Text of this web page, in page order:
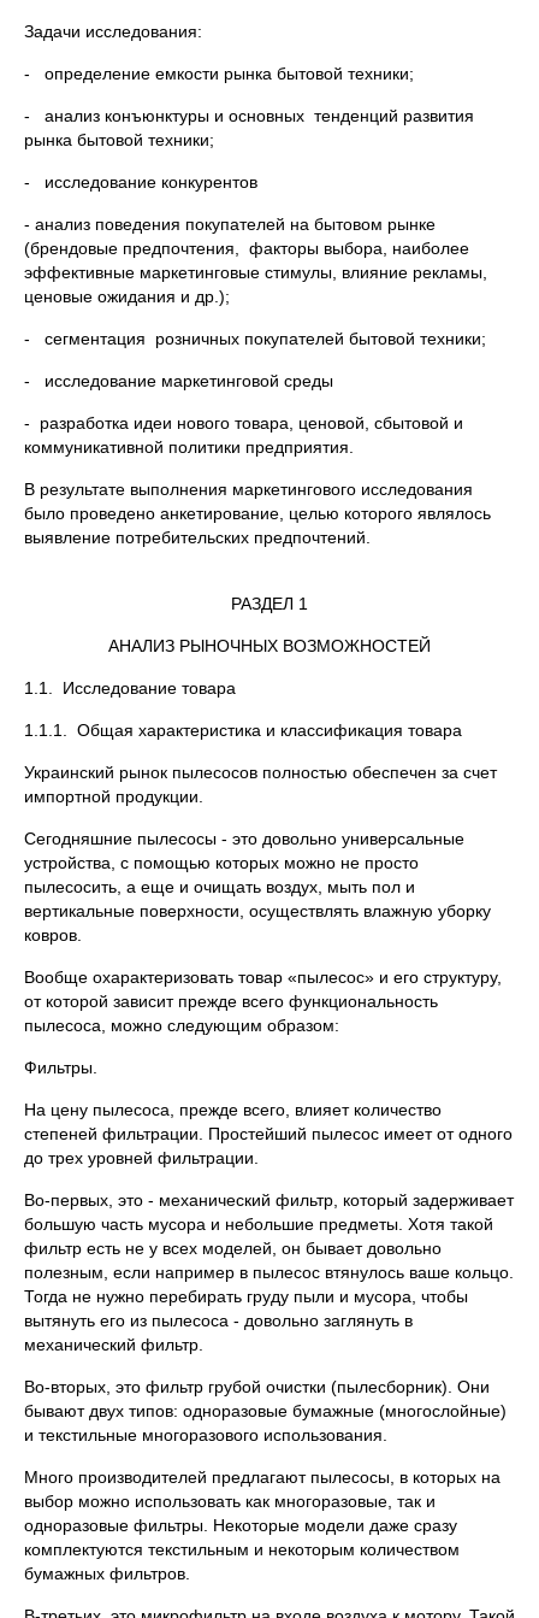
Задачи исследования:
- определение емкости рынка бытовой техники;
- анализ конъюнктуры и основных тенденций развития
рынка бытовой техники;
- исследование конкурентов
- анализ поведения покупателей на бытовом рынке
(брендовые предпочтения, факторы выбора, наиболее
эффективные маркетинговые стимулы, влияние рекламы,
ценовые ожидания и др.);
- сегментация розничных покупателей бытовой техники;
- исследование маркетинговой среды
- разработка идеи нового товара, ценовой, сбытовой и
коммуникативной политики предприятия.
В результате выполнения маркетингового исследования
было проведено анкетирование, целью которого являлось
выявление потребительских предпочтений.
РАЗДЕЛ 1
АНАЛИЗ РЫНОЧНЫХ ВОЗМОЖНОСТЕЙ
1.1. Исследование товара
1.1.1. Общая характеристика и классификация товара
Украинский рынок пылесосов полностью обеспечен за счет
импортной продукции.
Сегодняшние пылесосы - это довольно универсальные
устройства, с помощью которых можно не просто
пылесосить, а еще и очищать воздух, мыть пол и
вертикальные поверхности, осуществлять влажную уборку
ковров.
Вообще охарактеризовать товар «пылесос» и его структуру,
от которой зависит прежде всего функциональность
пылесоса, можно следующим образом:
Фильтры.
На цену пылесоса, прежде всего, влияет количество
степеней фильтрации. Простейший пылесос имеет от одного
до трех уровней фильтрации.
Во-первых, это - механический фильтр, который задерживает
большую часть мусора и небольшие предметы. Хотя такой
фильтр есть не у всех моделей, он бывает довольно
полезным, если например в пылесос втянулось ваше кольцо.
Тогда не нужно перебирать груду пыли и мусора, чтобы
вытянуть его из пылесоса - довольно заглянуть в
механический фильтр.
Во-вторых, это фильтр грубой очистки (пылесборник). Они
бывают двух типов: одноразовые бумажные (многослойные)
и текстильные многоразового использования.
Много производителей предлагают пылесосы, в которых на
выбор можно использовать как многоразовые, так и
одноразовые фильтры. Некоторые модели даже сразу
комплектуются текстильным и некоторым количеством
бумажных фильтров.